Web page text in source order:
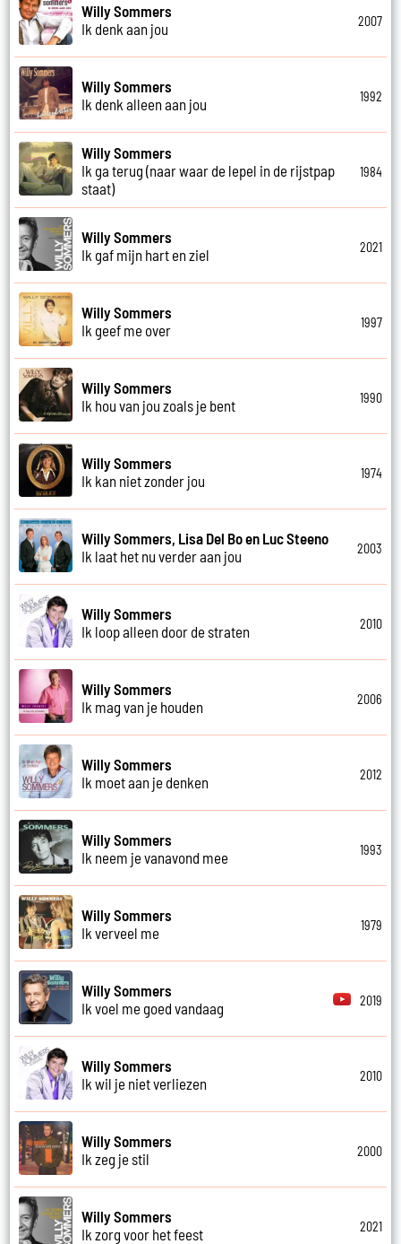
Willy Sommers
Ik denk aan jou
2007
Willy Sommers
Ik denk alleen aan jou
1992
Willy Sommers
Ik ga terug (naar waar de lepel in de rijstpap
staat)
1984
Willy Sommers
Ik gaf mijn hart en ziel
2021
Willy Sommers
Ik geef me over
1997
Willy Sommers
Ik hou van jou zoals je bent
1990
Willy Sommers
Ik kan niet zonder jou
1974
Willy Sommers, Lisa Del Bo en Luc Steeno
Ik laat het nu verder aan jou
2003
Willy Sommers
Ik loop alleen door de straten
2010
Willy Sommers
Ik mag van je houden
2006
Willy Sommers
Ik moet aan je denken
2012
Willy Sommers
Ik neem je vanavond mee
1993
Willy Sommers
Ik verveel me
1979
Willy Sommers
Ik voel me goed vandaag
2019
Willy Sommers
Ik wil je niet verliezen
2010
Willy Sommers
Ik zeg je stil
2000
Willy Sommers
Ik zorg voor het feest
2021